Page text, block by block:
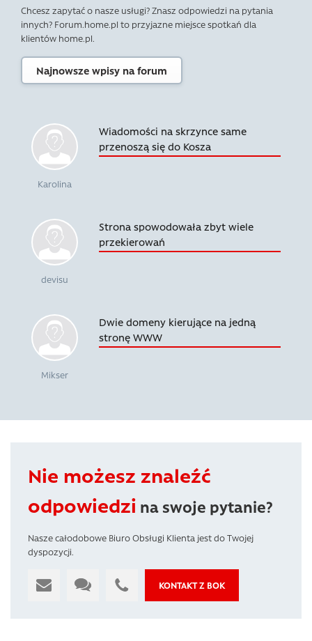
Chcesz zapytać o nasze usługi? Znasz odpowiedzi na pytania
innych? Forum.home.pl to przyjazne miejsce spotkań dla
klientów home.pl.
Najnowsze wpisy na forum
Karolina
Wiadomości na skrzynce same
przenoszą się do Kosza
devisu
Strona spowodowała zbyt wiele
przekierowań
Mikser
Dwie domeny kierujące na jedną
stronę WWW
Nie możesz znaleźć
odpowiedzi na swoje pytanie?
Nasze całodobowe Biuro Obsługi Klienta jest do Twojej
dyspozycji.
KONTAKT Z BOK